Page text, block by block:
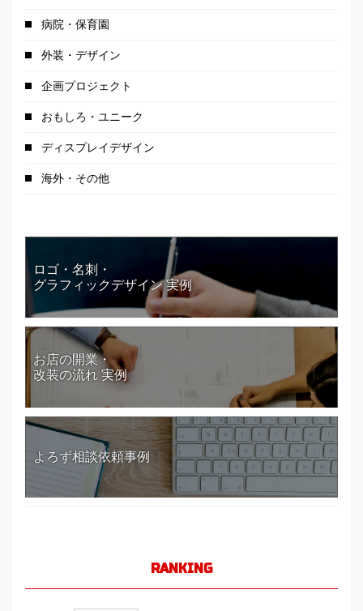
病院・保育園
外装・デザイン
企画プロジェクト
おもしろ・ユニーク
ディスプレイデザイン
海外・その他
ロゴ・名刺・
グラフィックデザイン 実例
お店の開業・
改装の流れ 実例
よろず相談依頼事例
RANKING